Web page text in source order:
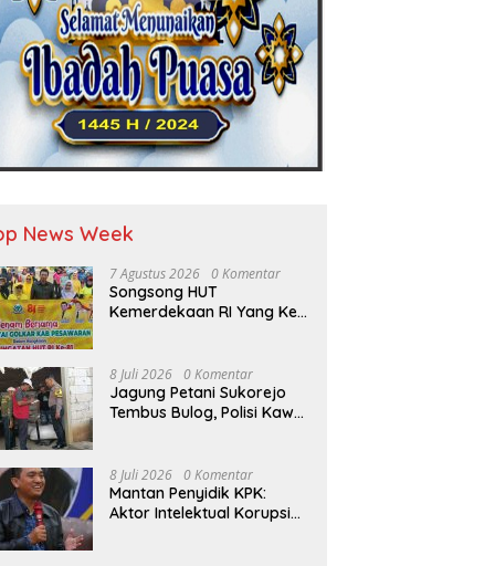
News Week
7 Agustus 2026 0 Komentar
Songsong HUT
Kemerdekaan RI Yang Ke-
“Senam Bersama Golkar”
8 Juli 2026 0 Komentar
Jagung Petani Sukorejo
Tembus Bulog, Polisi Kawal
8 Juli 2026 0 Komentar
Mantan Penyidik KPK:
Aktor Intelektual Korupsi